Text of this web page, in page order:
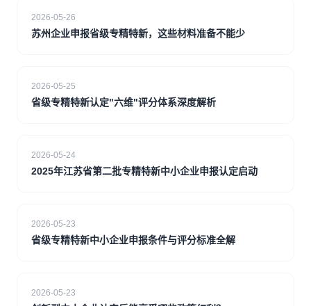
2026-05-26
苏州企业申报省级专精特新，这些材料准备不能少
2026-05-25
省级专精特新认定"六维"评分体系深度解析
2026-05-24
2025年江苏省第二批专精特新中小企业申报认定启动
2026-05-23
省级专精特新中小企业申报条件与评分标准全解
2026-05-23